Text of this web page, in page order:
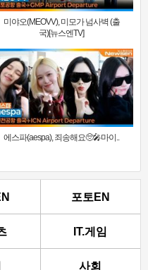
미야오(MEOVV), 미모가 넘사벽 (출
국)[뉴스엔TV]
에스파(aespa), 죄송해요🥺🎤마이..
포토EN
IT.게임
사회